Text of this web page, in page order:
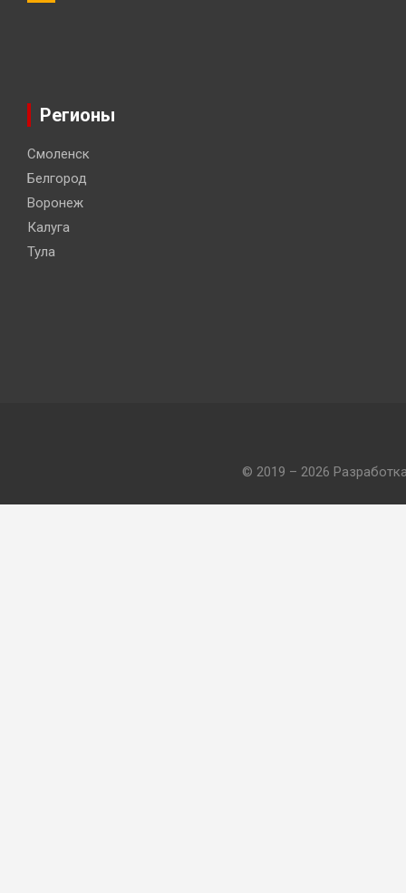
Регионы
Смоленск
Белгород
Воронеж
Калуга
Тула
© 2019 – 2026